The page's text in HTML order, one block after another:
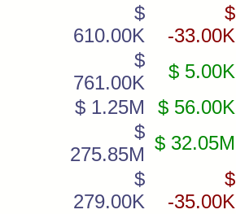
$
610.00K
$
-33.00K
$
761.00K
$ 5.00K
$ 1.25M
$ 56.00K
$
275.85M
$ 32.05M
$
279.00K
$
-35.00K